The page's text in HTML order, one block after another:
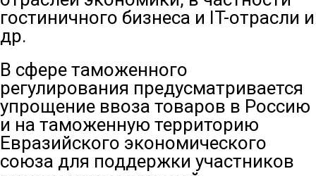
гостиничного бизнеса и IT-отрасли и
др.
В сфере таможенного
регулирования предусматривается
упрощение ввоза товаров в Россию
и на таможенную территорию
Евразийского экономического
союза для поддержки участников